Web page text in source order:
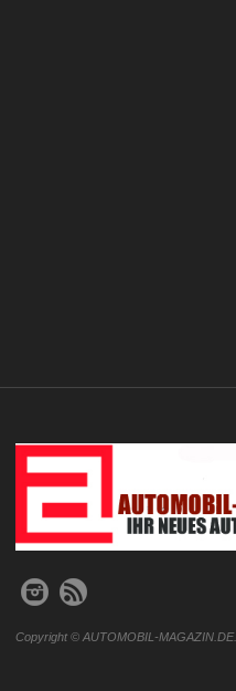
Copyright © AUTOMOBIL-MAGAZIN.DE.